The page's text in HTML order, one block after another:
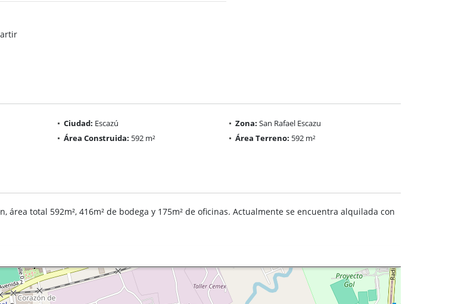
Ciudad: Escazú Zona: San Rafael Escazu
Área Construida: 592 m² Área Terreno: 592 m²
área total 592m², 416m² de bodega y 175m² de oficinas. Actualmente se encuentra alquilada con